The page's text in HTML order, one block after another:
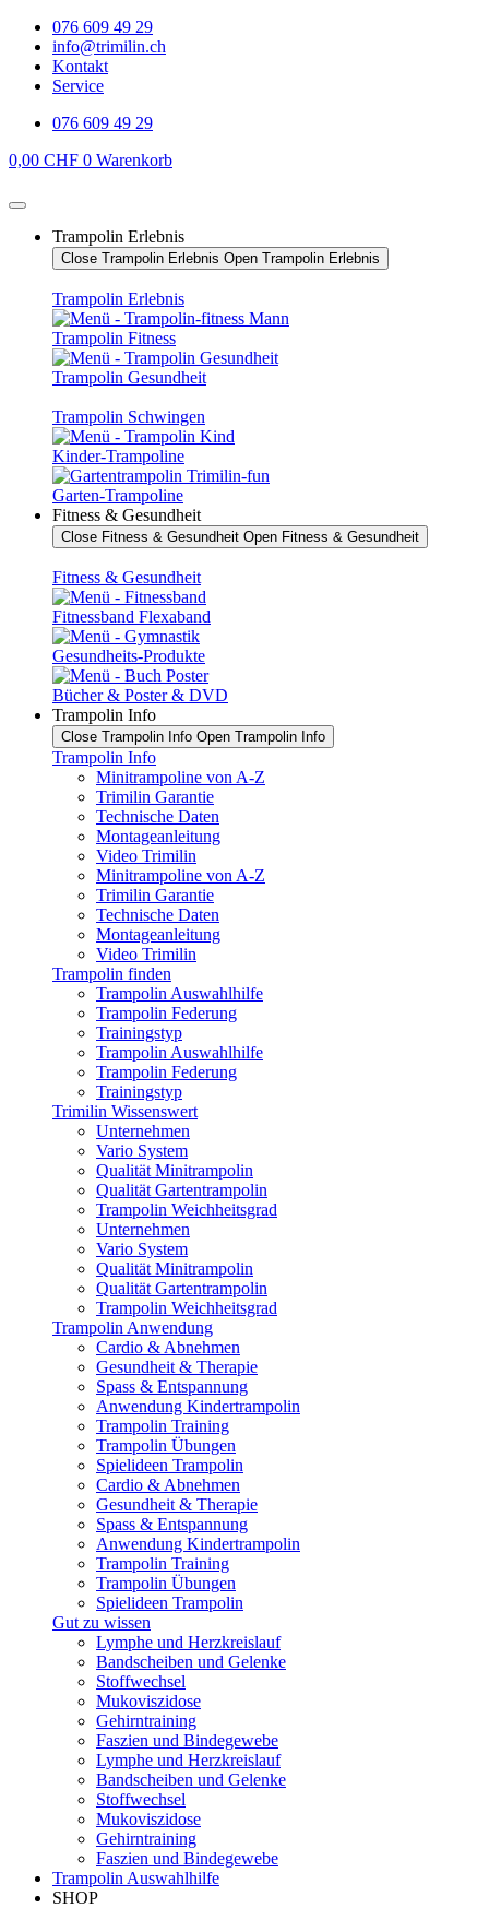
Zum
Inhalt
springen
076 609 49 29
info@trimilin.ch
Kontakt
Service
076 609 49 29
0,00 CHF 0 Warenkorb
Trampolin Erlebnis
Close Trampolin Erlebnis Open Trampolin Erlebnis
Trampolin Erlebnis
Trampolin Fitness
Trampolin Gesundheit
Trampolin Schwingen
Kinder-Trampoline
Garten-Trampoline
Fitness & Gesundheit
Close Fitness & Gesundheit Open Fitness & Gesundheit
Fitness & Gesundheit
Fitnessband Flexaband
Gesundheits-Produkte
Bücher & Poster & DVD
Trampolin Info
Close Trampolin Info Open Trampolin Info
Trampolin Info
Minitrampoline von A-Z
Trimilin Garantie
Technische Daten
Montageanleitung
Video Trimilin
Minitrampoline von A-Z
Trimilin Garantie
Technische Daten
Montageanleitung
Video Trimilin
Trampolin finden
Trampolin Auswahlhilfe
Trampolin Federung
Trainingstyp
Trampolin Auswahlhilfe
Trampolin Federung
Trainingstyp
Trimilin Wissenswert
Unternehmen
Vario System
Qualität Minitrampolin
Qualität Gartentrampolin
Trampolin Weichheitsgrad
Unternehmen
Vario System
Qualität Minitrampolin
Qualität Gartentrampolin
Trampolin Weichheitsgrad
Trampolin Anwendung
Cardio & Abnehmen
Gesundheit & Therapie
Spass & Entspannung
Anwendung Kindertrampolin
Trampolin Training
Trampolin Übungen
Spielideen Trampolin
Cardio & Abnehmen
Gesundheit & Therapie
Spass & Entspannung
Anwendung Kindertrampolin
Trampolin Training
Trampolin Übungen
Spielideen Trampolin
Gut zu wissen
Lymphe und Herzkreislauf
Bandscheiben und Gelenke
Stoffwechsel
Mukoviszidose
Gehirntraining
Faszien und Bindegewebe
Lymphe und Herzkreislauf
Bandscheiben und Gelenke
Stoffwechsel
Mukoviszidose
Gehirntraining
Faszien und Bindegewebe
Trampolin Auswahlhilfe
SHOP